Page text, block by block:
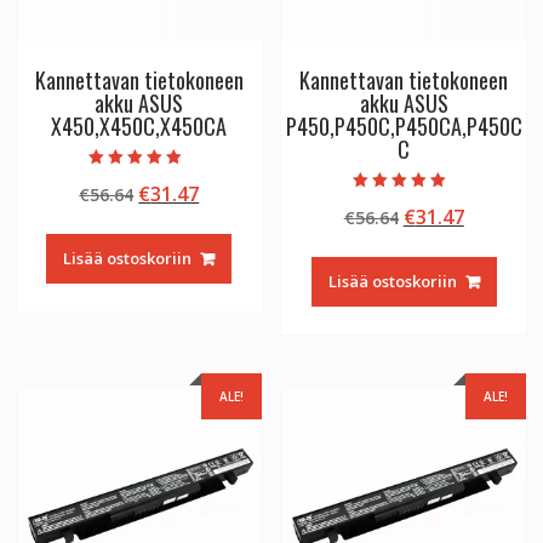
Kannettavan tietokoneen
akku ASUS
X450,X450C,X450CA
tuotteesta:
5.00
€56.64 Alkuperäinen
oli:
€56.64.
€31.47Nykyinen
on:
€31.47.
Lisää ostoskoriin
Kannettavan tietokoneen
akku ASUS
P450,P450C,P450CA,P450C
C
tuotteesta:
5.00
€56.64 Alkuperäinen
oli:
€56.64.
€31.47
on:
€31.47.
Lisää ostoskoriin
ALE! ALE!